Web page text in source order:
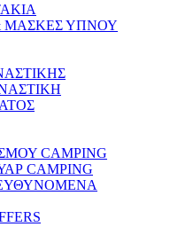
ΜΑΣΚΕΣ ΥΠΝΟΥ
CAMPING
CAMPING